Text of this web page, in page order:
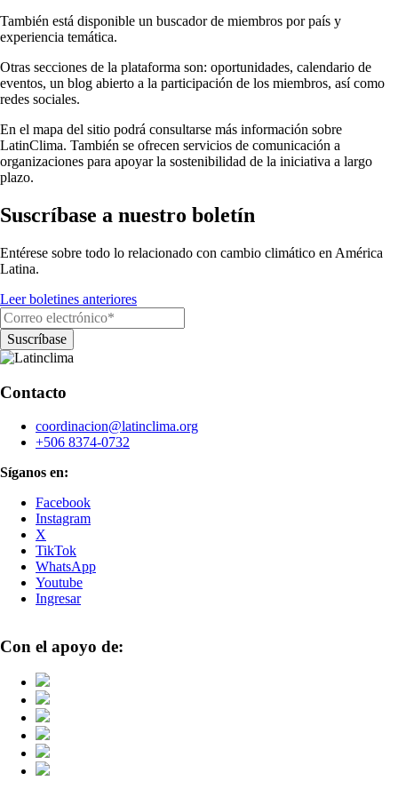
También está disponible un buscador de miembros por país y
experiencia temática.
Otras secciones de la plataforma son: oportunidades, calendario de
eventos, un blog abierto a la participación de los miembros, así como
redes sociales.
En el mapa del sitio podrá consultarse más información sobre
LatinClima. También se ofrecen servicios de comunicación a
organizaciones para apoyar la sostenibilidad de la iniciativa a largo
plazo.
Suscríbase a nuestro boletín
Entérese sobre todo lo relacionado con cambio climático en América
Latina.
Leer boletines anteriores
Contacto
coordinacion@latinclima.org
+506 8374-0732
Síganos en:
Facebook
Instagram
X
TikTok
WhatsApp
Youtube
Ingresar
Con el apoyo de: